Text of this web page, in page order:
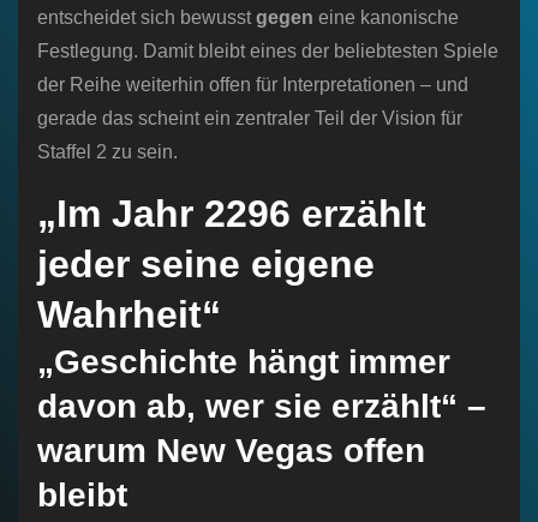
entscheidet sich bewusst gegen eine kanonische
Festlegung. Damit bleibt eines der beliebtesten Spiele
der Reihe weiterhin offen für Interpretationen – und
gerade das scheint ein zentraler Teil der Vision für
Staffel 2 zu sein.
„Im Jahr 2296 erzählt
jeder seine eigene
Wahrheit“
„Geschichte hängt immer
davon ab, wer sie erzählt“ –
warum New Vegas offen
bleibt